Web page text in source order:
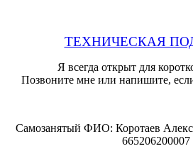
ТЕХНИЧЕСКАЯ
Я всегда открыт для
Позвоните мне или напишите,
Самозанятый ФИО: Коротаев
665206200007